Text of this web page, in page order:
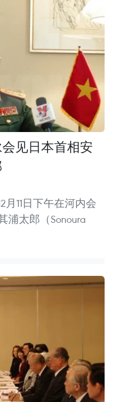
见日本首相安
11日下午在河内会
浦太郎（Sonoura